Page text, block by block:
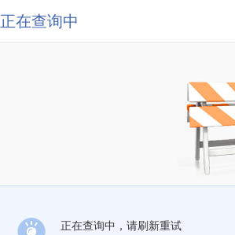
正在查询中
正在查询中，请刷新重试